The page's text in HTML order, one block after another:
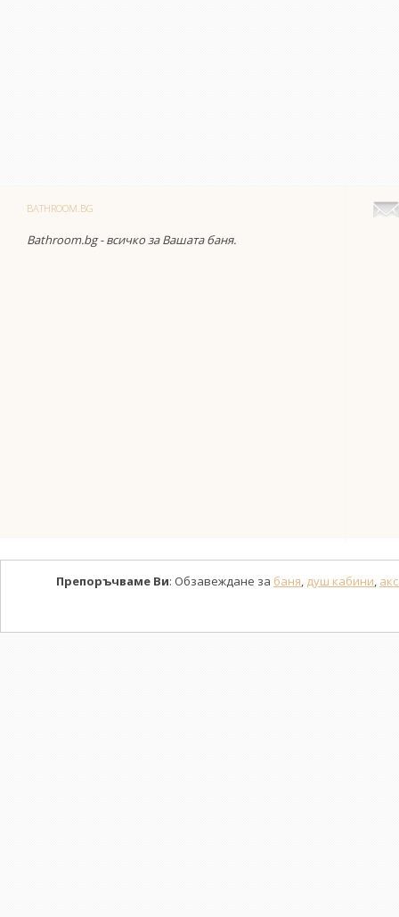
BATHROOM.BG
Bathroom.bg - всичко за Вашата баня.
Препоръчваме Ви: Обзавеждане за баня, душ кабини,